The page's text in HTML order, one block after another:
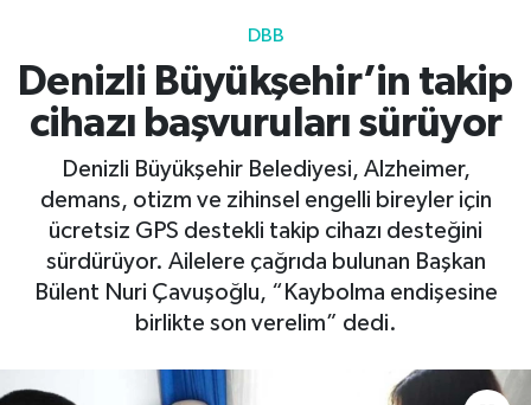
DBB
Denizli Büyükşehir’in takip
cihazı başvuruları sürüyor
Denizli Büyükşehir Belediyesi, Alzheimer,
demans, otizm ve zihinsel engelli bireyler için
ücretsiz GPS destekli takip cihazı desteğini
sürdürüyor. Ailelere çağrıda bulunan Başkan
Bülent Nuri Çavuşoğlu, “Kaybolma endişesine
birlikte son verelim” dedi.
Tüm Manşetler
Son Dakika Haberleri
Haber Arşivi